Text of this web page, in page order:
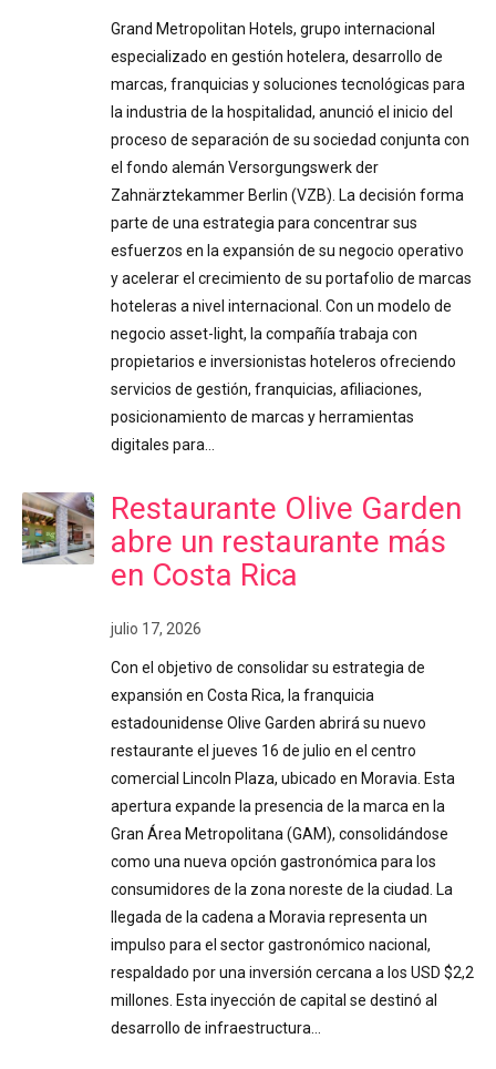
Grand Metropolitan Hotels, grupo internacional
especializado en gestión hotelera, desarrollo de
marcas, franquicias y soluciones tecnológicas para
la industria de la hospitalidad, anunció el inicio del
proceso de separación de su sociedad conjunta con
el fondo alemán Versorgungswerk der
Zahnärztekammer Berlin (VZB). La decisión forma
parte de una estrategia para concentrar sus
esfuerzos en la expansión de su negocio operativo
y acelerar el crecimiento de su portafolio de marcas
hoteleras a nivel internacional. Con un modelo de
negocio asset-light, la compañía trabaja con
propietarios e inversionistas hoteleros ofreciendo
servicios de gestión, franquicias, afiliaciones,
posicionamiento de marcas y herramientas
digitales para…
Restaurante Olive Garden
abre un restaurante más
en Costa Rica
julio 17, 2026
Con el objetivo de consolidar su estrategia de
expansión en Costa Rica, la franquicia
estadounidense Olive Garden abrirá su nuevo
restaurante el jueves 16 de julio en el centro
comercial Lincoln Plaza, ubicado en Moravia. Esta
apertura expande la presencia de la marca en la
Gran Área Metropolitana (GAM), consolidándose
como una nueva opción gastronómica para los
consumidores de la zona noreste de la ciudad. La
llegada de la cadena a Moravia representa un
impulso para el sector gastronómico nacional,
respaldado por una inversión cercana a los USD $2,2
millones. Esta inyección de capital se destinó al
desarrollo de infraestructura…